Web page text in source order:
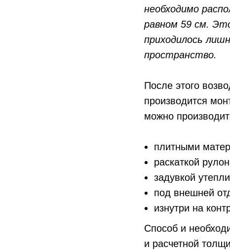
необходимо
равном 59 см.
приходилось
пространство.
После этого
производится
можно
плитными
раскаткой
задувкой
под внешней
изнутри на
Способ и
и расчетной